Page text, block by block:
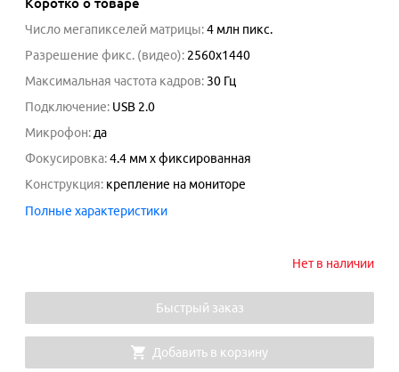
Коротко о товаре
Число мегапикселей матрицы:4 млн пикс.
Разрешение фикс. (видео): 2560x1440
Максимальная частота кадров: 30 Гц
Подключение: USB 2.0
Микрофон: да
Фокусировка:4.4 мм x фиксированная
Конструкция: крепление на мониторе
Полные характеристики
Нет в наличии
Быстрый заказ
Добавить в корзину